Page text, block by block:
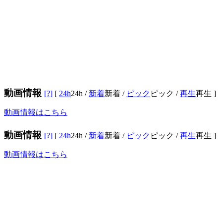
動画情報 [?] [ 24h24h / 新着新着 / ピック ピック /再生再生 ]
動画情報はこちら
動画情報 [?] [ 24h24h / 新着新着 / ピック ピック /再生再生 ]
動画情報はこちら